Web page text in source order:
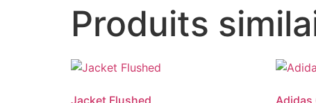
Produits
Jacket Flushed Adidas